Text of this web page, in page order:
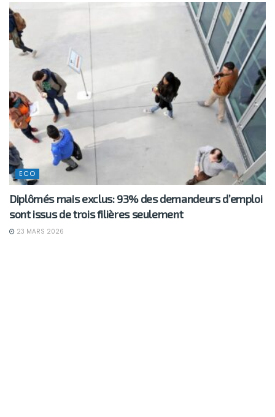
ECO
Diplômés mais exclus: 93% des demandeurs d’emploi
sont issus de trois filières seulement
23 MARS 2026